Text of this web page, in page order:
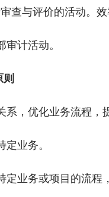
与评价的活动。效
计活动。
，优化业务流程，
业务。
务或项目的流程